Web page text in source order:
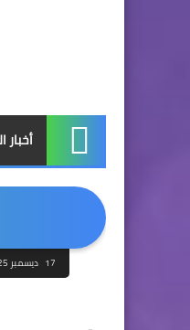
الرئيسية
أخبار
17 ديسمبر 2025